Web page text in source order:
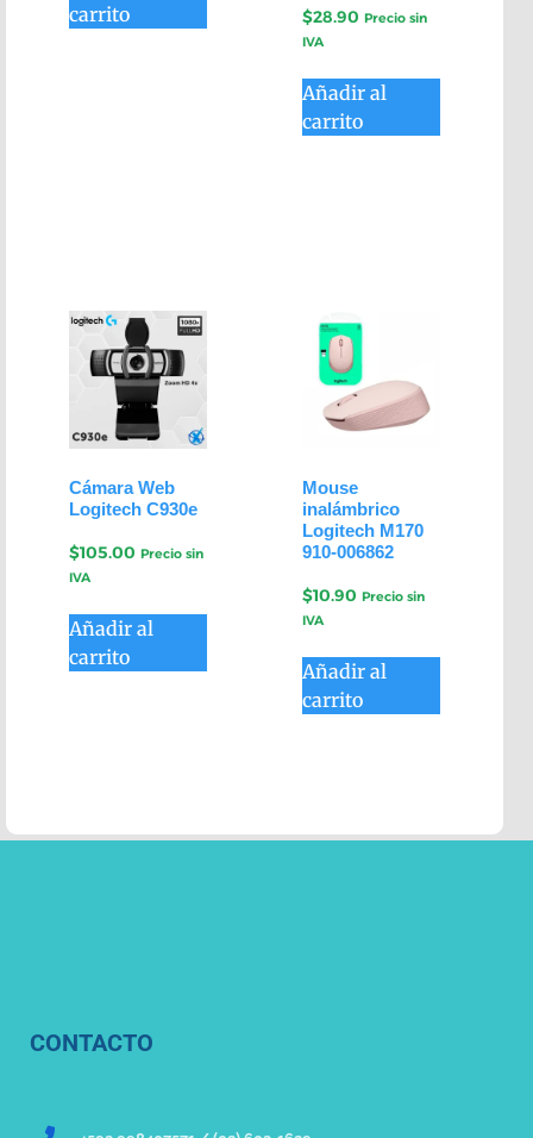
carrito
$28.90 Precio sin
IVA
Añadir al
carrito
Cámara Web
Logitech C930e
$105.00 Precio sin
IVA
Añadir al
carrito
Mouse
inalámbrico
Logitech M170
910-006862
$10.90 Precio sin
IVA
Añadir al
carrito
CONTACTO